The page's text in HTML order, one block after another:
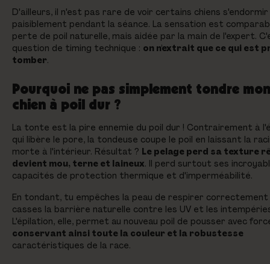
D'ailleurs, il n'est pas rare de voir certains chiens s'endormir
paisiblement pendant la séance. La sensation est
perte de poil naturelle, mais aidée par la main de l'expert.
question de timing technique : on n'extrait que ce qui est
tomber.
Pourquoi ne pas simplement tondre mon
chien à poil dur ?
La tonte est la pire ennemie du poil dur ! Contrairement à
qui libère le pore, la tondeuse coupe le poil en laissant la
morte à l'intérieur. Résultat ? Le pelage perd sa texture
devient mou, terne et laineux. Il perd surtout ses
capacités de protection thermique et d'imperméabilité.
En tondant, tu empêches la peau de respirer
casses la barrière naturelle contre les UV et les
L'épilation, elle, permet au nouveau poil de pousser avec
conservant ainsi toute la couleur et la robustesse
caractéristiques de la race.